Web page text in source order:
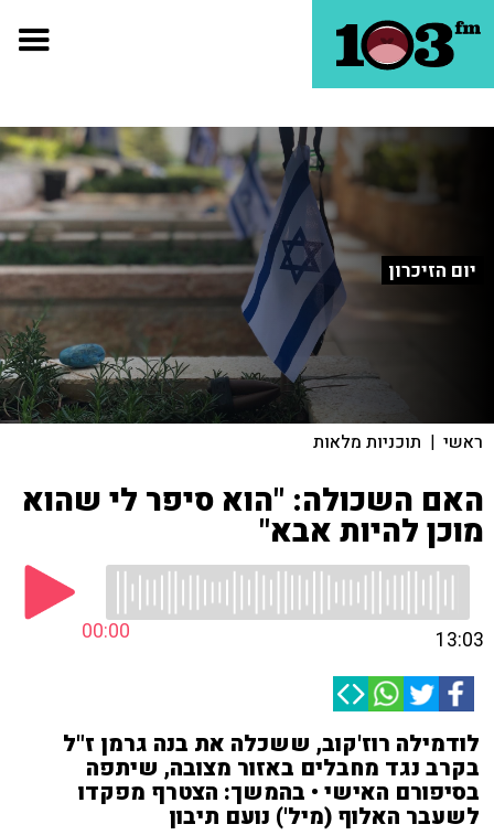
יום הזיכרון
ראשי | תוכניות מלאות
האם השכולה: "הוא סיפר לי שהוא
מוכן להיות אבא"
00:00 13:03
לודמילה רוז'קוב, ששכלה את בנה גרמן ז"ל
בקרב נגד מחבלים באזור מצובה, שיתפה
בסיפורם האישי • בהמשך: הצטרף מפקדו
לשעבר האלוף (מיל') נועם תיבון